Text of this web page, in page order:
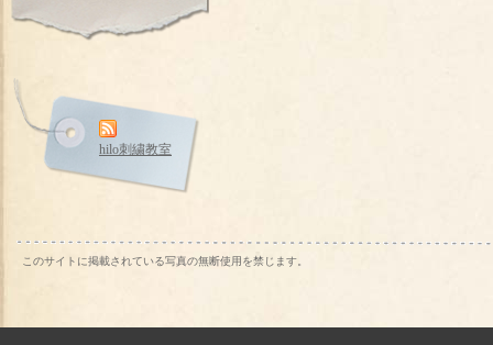
hilo刺繍教室
このサイトに掲載されている写真の無断使用を禁じます。